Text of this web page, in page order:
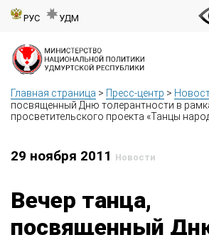
РУС УДМ
Главная страница > Пресс-центр >
посвященный Дню толерантности в
просветительского проекта «Танцы
29 ноября 2011 Новости
Вечер танца,
посвященный